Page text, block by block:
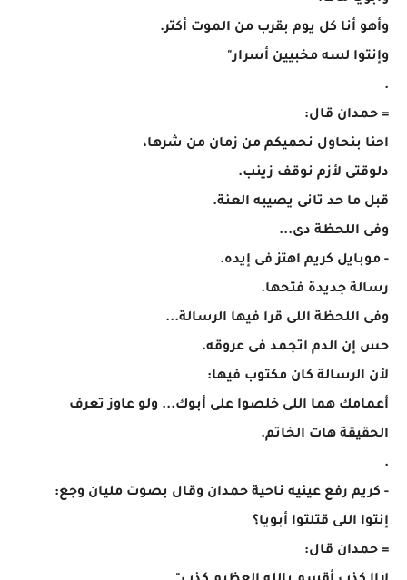
وأهو أنا كل يوم بقرب من الموت أكتر.
وإنتوا لسه مخبيين أسرار"
.
= حمدان قال:
احنا بنحاول نحميكم من زمان من شرها،
دلوقتى لأزم نوقف زينب.
قبل ما حد تانى يصيبه العنة.
وفى اللحظة دى...
- موبايل كريم اهتز فى إيده.
رسالة جديدة فتحها.
وفى اللحظة اللى قرا فيها الرسالة...
حس إن الدم اتجمد فى عروقه.
لأن الرسالة كان مكتوب فيها:
أعمامك هما اللى خلصوا على أبوك... ولو عاوز تعرف
الحقيقة هات الخاتم.
.
- كريم رفع عينيه ناحية حمدان وقال بصوت مليان وجع:
إنتوا اللى قتلتوا أبويا؟
= حمدان قال: